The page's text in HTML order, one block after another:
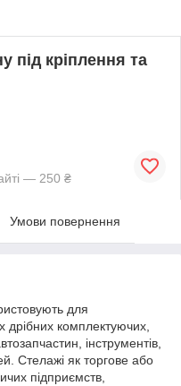
під кріплення та
— 250 ₴
Умови повернення
для
дрібних комплектуючих,
інструментів,
Стелажі як торгове або
підприємств,